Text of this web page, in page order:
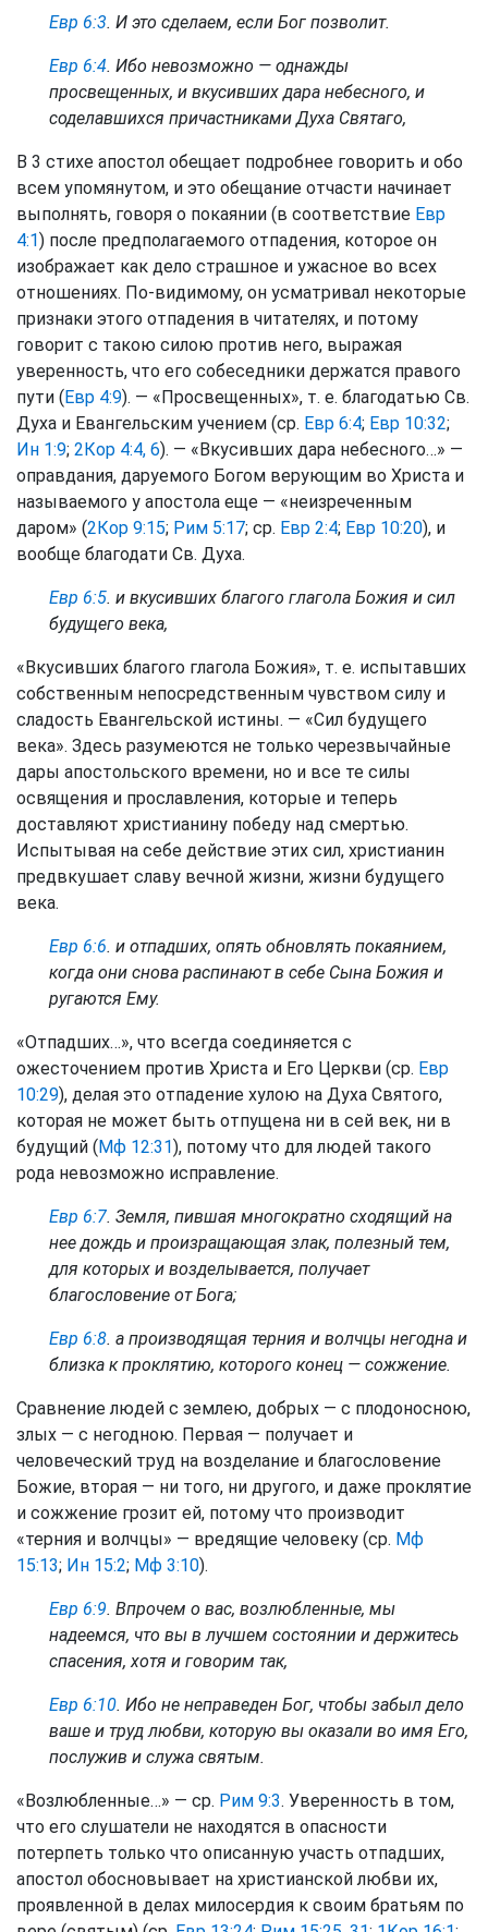
Евр 6:3. И это сделаем, если Бог позволит.
Евр 6:4. Ибо невозможно — однажды
просвещенных, и вкусивших дара небесного, и
соделавшихся причастниками Духа Святаго,
В 3 стихе апостол обещает подробнее говорить и обо
всем упомянутом, и это обещание отчасти начинает
выполнять, говоря о покаянии (в соответствие Евр
4:1) после предполагаемого отпадения, которое он
изображает как дело страшное и ужасное во всех
отношениях. По-видимому, он усматривал некоторые
признаки этого отпадения в читателях, и потому
говорит с такою силою против него, выражая
уверенность, что его собеседники держатся правого
пути (Евр 4:9). — «Просвещенных», т. е. благодатью Св.
Духа и Евангельским учением (ср. Евр 6:4; Евр 10:32;
Ин 1:9; 2Кор 4:4, 6). — «Вкусивших дара небесного…» —
оправдания, даруемого Богом верующим во Христа и
называемого у апостола еще — «неизреченным
даром» (2Кор 9:15; Рим 5:17; ср. Евр 2:4; Евр 10:20), и
вообще благодати Св. Духа.
Евр 6:5. и вкусивших благого глагола Божия и сил
будущего века,
«Вкусивших благого глагола Божия», т. е. испытавших
собственным непосредственным чувством силу и
сладость Евангельской истины. — «Сил будущего
века». Здесь разумеются не только черезвычайные
дары апостольского времени, но и все те силы
освящения и прославления, которые и теперь
доставляют христианину победу над смертью.
Испытывая на себе действие этих сил, христианин
предвкушает славу вечной жизни, жизни будущего
века.
Евр 6:6. и отпадших, опять обновлять покаянием,
когда они снова распинают в себе Сына Божия и
ругаются Ему.
«Отпадших…», что всегда соединяется с
ожесточением против Христа и Его Церкви (ср. Евр
10:29), делая это отпадение хулою на Духа Святого,
которая не может быть отпущена ни в сей век, ни в
будущий (Мф 12:31), потому что для людей такого
рода невозможно исправление.
Евр 6:7. Земля, пившая многократно сходящий на
нее дождь и произращающая злак, полезный тем,
для которых и возделывается, получает
благословение от Бога;
Евр 6:8. а производящая терния и волчцы негодна и
близка к проклятию, которого конец — сожжение.
Сравнение людей с землею, добрых — с плодоносною,
злых — с негодною. Первая — получает и
человеческий труд на возделание и благословение
Божие, вторая — ни того, ни другого, и даже проклятие
и сожжение грозит ей, потому что производит
«терния и волчцы» — вредящие человеку (ср. Мф
15:13; Ин 15:2; Мф 3:10).
Евр 6:9. Впрочем о вас, возлюбленные, мы
надеемся, что вы в лучшем состоянии и держитесь
спасения, хотя и говорим так,
Евр 6:10. Ибо не неправеден Бог, чтобы забыл дело
ваше и труд любви, которую вы оказали во имя Его,
послужив и служа святым.
«Возлюбленные…» — ср. Рим 9:3. Уверенность в том,
что его слушатели не находятся в опасности
потерпеть только что описанную участь отпадших,
апостол обосновывает на христианской любви их,
проявленной в делах милосердия к своим братьям по